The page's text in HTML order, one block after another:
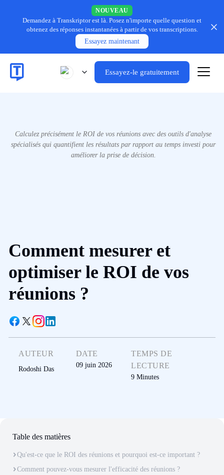
NOUVEAU
Demandez à Transkriptor est là. Posez n'importe quelle question et
obtenez des réponses instantanées à partir de vos transcriptions.
Essayez maintenant
Essayez-le gratuitement
Calculez précisément le ROI de vos réunions avec des outils d'analyse
spécialisés qui quantifient les résultats par rapport au temps investi pour
améliorer la prise de décision.
Comment mesurer et
optimiser le ROI de vos
réunions ?
AUTEUR
Rodoshi Das
DATE
09 juin 2026
TEMPS DE
LECTURE
9 Minutes
Table des matières
Qu'est-ce que le ROI des réunions et pourquoi est-ce important ?
Comment pouvez-vous mesurer l'efficacité des réunions ?